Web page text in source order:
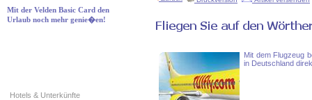
Mit der Velden Basic Card den
Urlaub noch mehr genie�en!
Hotels & Unterkünfte
Mit dem Flugzeug
in Deutschland